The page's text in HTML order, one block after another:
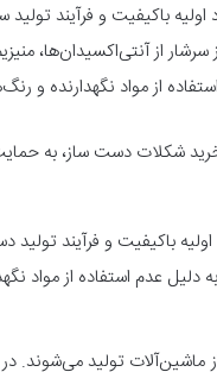
اولیه باکیفیت و فرآیند
از آنتی‌اکسیدان‌ها،
از مواد نگهدارنده
شکلات دست‌ ساز، به
اولیه باکیفیت و فرآیند
عدم استفاده از مواد
تولید می‌شوند.